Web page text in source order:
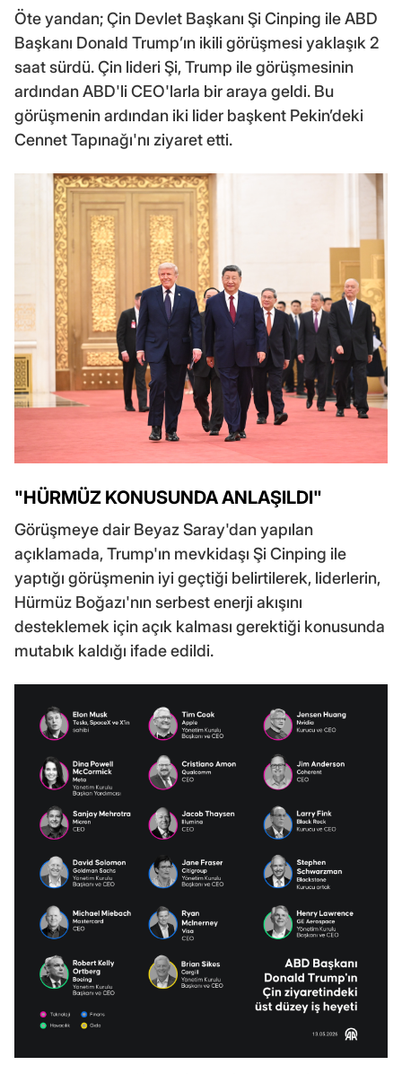
Öte yandan; Çin Devlet Başkanı Şi Cinping ile ABD
Başkanı Donald Trump’ın ikili görüşmesi yaklaşık 2
saat sürdü. Çin lideri Şi, Trump ile görüşmesinin
ardından ABD'li CEO'larla bir araya geldi. Bu
görüşmenin ardından iki lider başkent Pekin’deki
Cennet Tapınağı'nı ziyaret etti.
"HÜRMÜZ KONUSUNDA ANLAŞILDI"
Görüşmeye dair Beyaz Saray'dan yapılan
açıklamada, Trump'ın mevkidaşı Şi Cinping ile
yaptığı görüşmenin iyi geçtiği belirtilerek, liderlerin,
Hürmüz Boğazı'nın serbest enerji akışını
desteklemek için açık kalması gerektiği konusunda
mutabık kaldığı ifade edildi.